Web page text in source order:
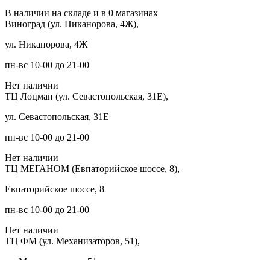
В наличии на складе и в 0 магазинах
Виноград (ул. Никанорова, 4Ж),
ул. Никанорова, 4Ж
пн-вс 10-00 до 21-00
Нет наличии
ТЦ Лоцман (ул. Севастопольская, 31Е),
ул. Севастопольская, 31Е
пн-вс 10-00 до 21-00
Нет наличии
ТЦ МЕГАНОМ (Евпаторийское шоссе, 8),
Евпаторийское шоссе, 8
пн-вс 10-00 до 21-00
Нет наличии
ТЦ ФМ (ул. Механизаторов, 51),